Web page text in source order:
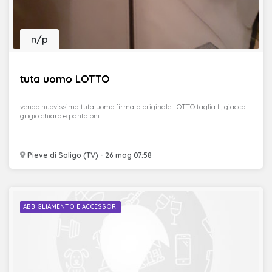
tuta uomo LOTTO
Pieve di Soligo (TV) - 26 mag 07:58
n/p
vendo nuovissima tuta uomo firmata originale LOTTO taglia L, giacca
grigio chiaro e pantaloni ...
ABBIGLIAMENTO E ACCESSORI